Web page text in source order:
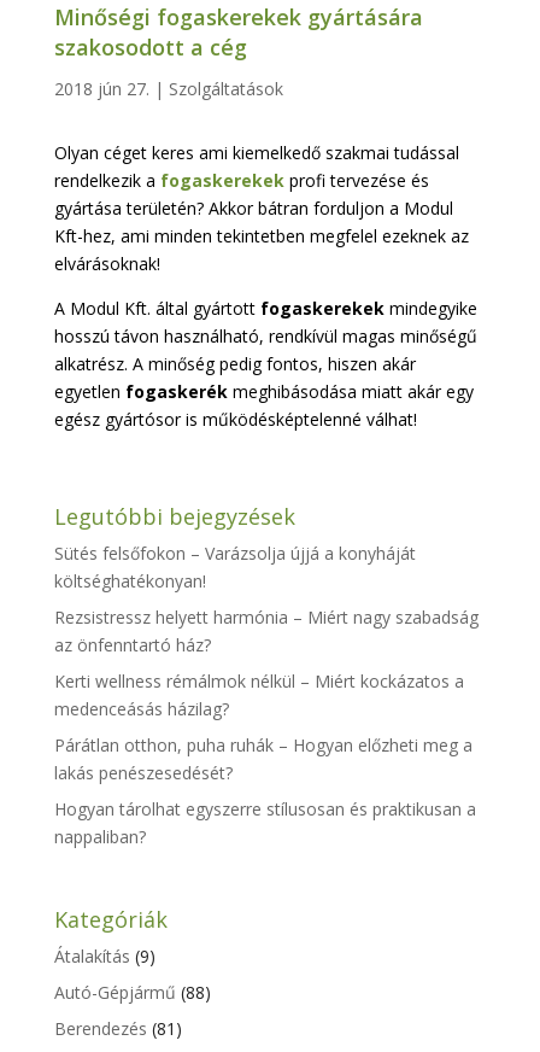
Minőségi fogaskerekek gyártására
szakosodott a cég
2018 jún 27. | Szolgáltatások
Olyan céget keres ami kiemelkedő szakmai tudással
rendelkezik a fogaskerekekprofi tervezése és
gyártása területén? Akkor bátran forduljon a Modul
Kft-hez, ami minden tekintetben megfelel ezeknek az
elvárásoknak!
A Modul Kft. által gyártottfogaskerekekmindegyike
hosszú távon használható, rendkívül magas minőségű
alkatrész. A minőség pedig fontos, hiszen akár
egyetlen fogaskerékmeghibásodása miatt akár egy
egész gyártósor is működésképtelenné válhat!
Legutóbbi bejegyzések
Sütés felsőfokon – Varázsolja újjá a konyháját
költséghatékonyan!
Rezsistressz helyett harmónia – Miért nagy szabadság
az önfenntartó ház?
Kerti wellness rémálmok nélkül – Miért kockázatos a
medenceásás házilag?
Párátlan otthon, puha ruhák – Hogyan előzheti meg a
lakás penészesedését?
Hogyan tárolhat egyszerre stílusosan és praktikusan a
nappaliban?
Kategóriák
Átalakítás (9)
Autó-Gépjármű (88)
Berendezés (81)